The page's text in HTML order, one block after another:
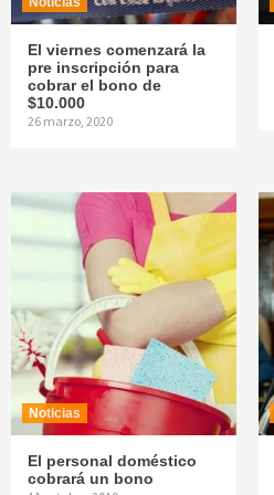
El viernes comenzará la
pre inscripción para
cobrar el bono de
$10.000
26 marzo, 2020
Noticias
El personal doméstico
cobrará un bono